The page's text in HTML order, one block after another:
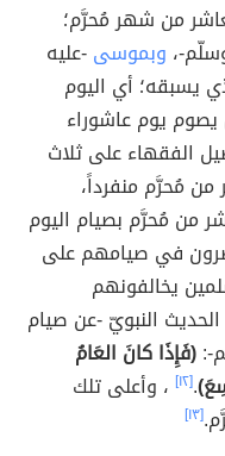
من شهر مُحرَّم؛
، وبموسى-عليه
يسبقه؛ أي اليوم
يوم عاشوراء
الفقهاء على ثلاث
من مُحرَّم منفرداً،
من مُحرَّم بصيام اليوم
في صيامهم على
يخالفونهم
النبويّ -عن صيام
:(فَإِذَا كانَ العَامُ
.[١٢]
، وأعلى تلك
[١٣]